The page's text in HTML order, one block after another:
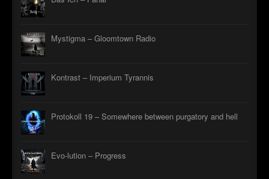
Mystigma – Gloomtown Radio
Kontrast – Imperium Tyrannis
Protokoll 19 – Somewhere between purgatory and hell
Evo-lution – Progress